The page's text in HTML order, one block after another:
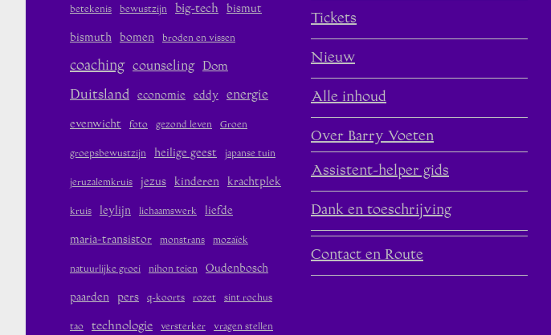
betekenis bewustzijn big-tech bismut
bismuth bomen broden en vissen
coaching counseling Dom
Duitsland economie eddy energie
evenwicht foto gezond leven Groen
groepsbewustzijn heilige geest japanse tuin
jeruzalemkruis jezus kinderen krachtplek
kruis leylijn lichaamswerk liefde
maria-transistor monstrans mozaïek
natuurlijke groei nihon teien Oudenbosch
paarden pers q-koorts rozet sint rochus
tao technologie versterker vragen stellen
Tickets
Nieuw
Alle inhoud
Over Barry Voeten
Assistent-helper gids
Dank en toeschrijving
Contact en Route